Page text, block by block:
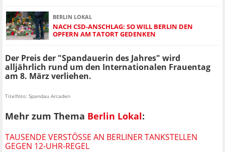
BERLIN LOKAL
NACH CSD-ANSCHLAG: SO WILL BERLIN DEN
OPFERN AM TATORT GEDENKEN
Der Preis der "Spandauerin des Jahres" wird
alljährlich rund um den Internationalen Frauentag
am 8. März verliehen.
Titelfoto: Spandau Arcaden
Mehr zum Thema Berlin Lokal:
TAUSENDE VERSTÖSSE AN BERLINER TANKSTELLEN G
EGEN 12-UHR-REGEL